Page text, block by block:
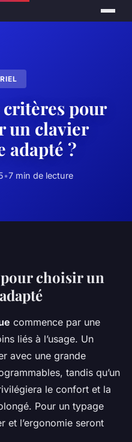
critères pour
un clavier
adapté ?
•7 min de lecture
choisir un
commence par une
liés à l’usage. Un
avec une grande
tandis qu’un
le confort et la
Pour un typage
et l’ergonomie seront